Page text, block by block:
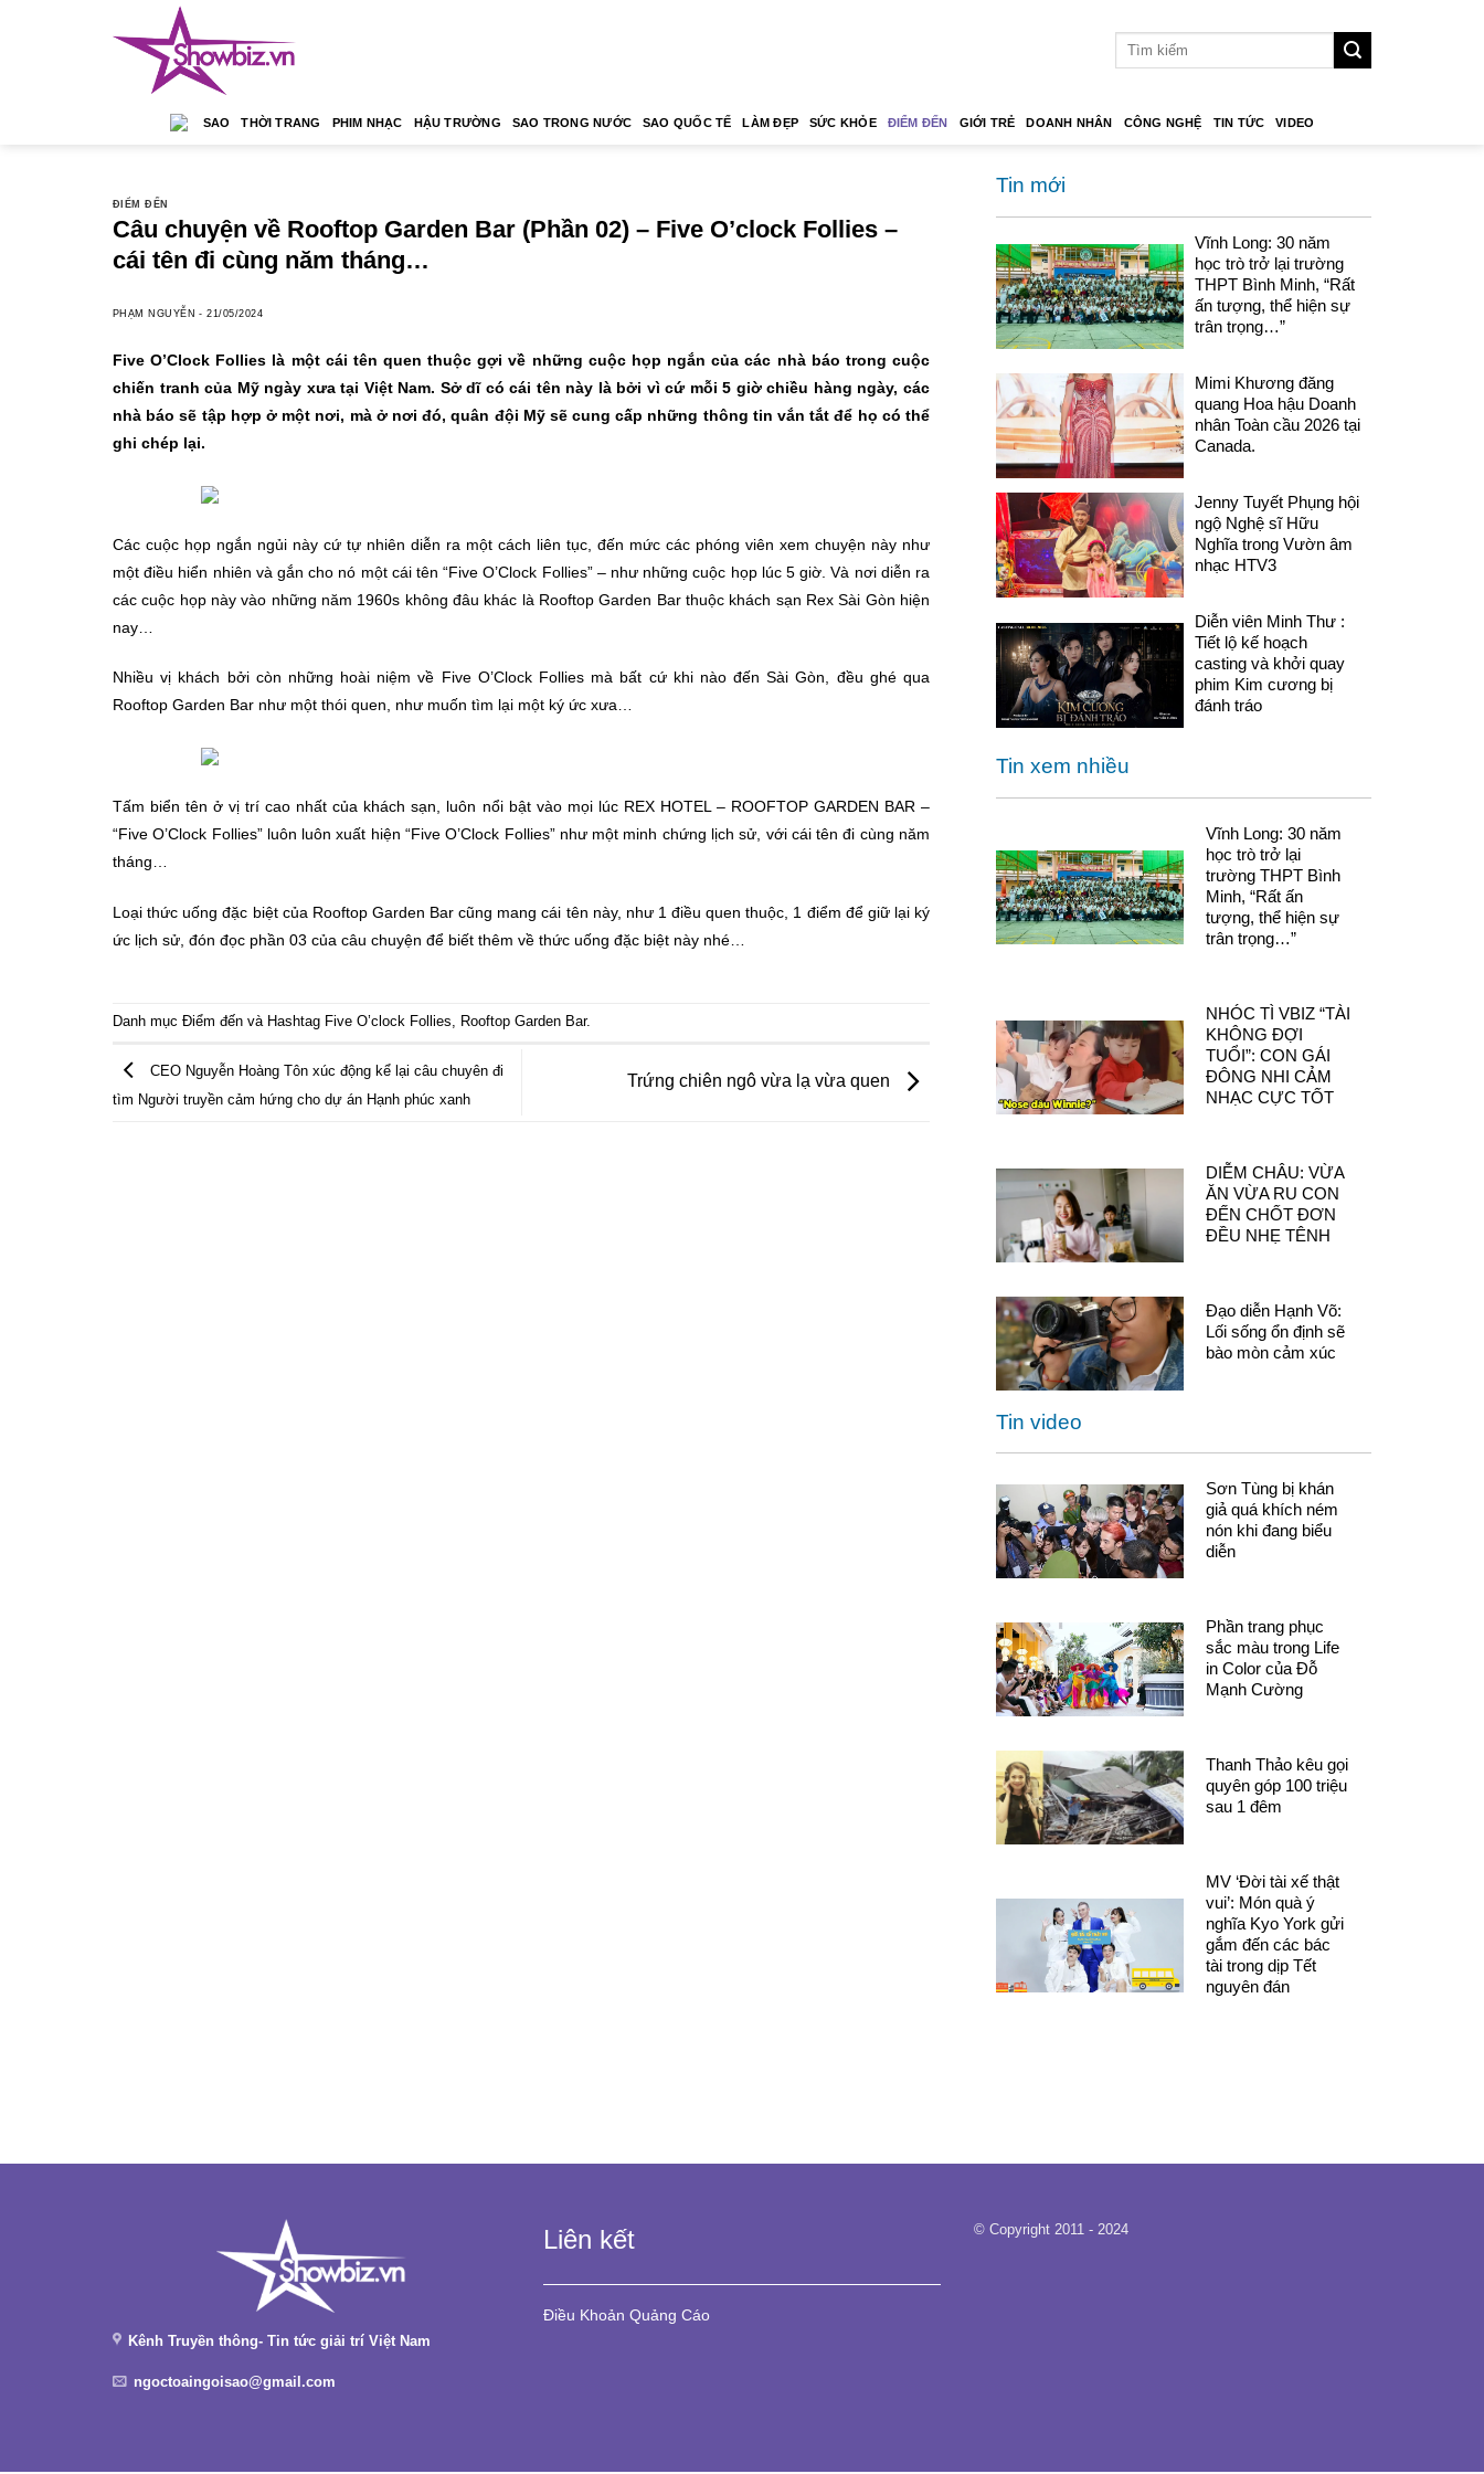
SAO THỜI TRANG PHIM NHẠC HẬU TRƯỜNG SAO TRONG NƯỚC SAO QUỐC TẾ LÀM ĐẸP SỨC KHỎE ĐIỂM ĐẾN GIỚI TRẺ DOANH NHÂN CÔNG NGHỆ TIN TỨC VIDEO
ĐIỂM ĐẾN
Câu chuyện về Rooftop Garden Bar (Phần 02) – Five O’clock Follies –
cái tên đi cùng năm tháng…
PHẠM NGUYỄN -21/05/2024
Five O’Clock Follies là một cái tên quen thuộc gợi về những cuộc họp ngắn của các nhà báo trong cuộc
chiến tranh của Mỹ ngày xưa tại Việt Nam. Sở dĩ có cái tên này là bởi vì cứ mỗi 5 giờ chiều hàng ngày, các
nhà báo sẽ tập hợp ở một nơi, mà ở nơi đó, quân đội Mỹ sẽ cung cấp những thông tin vắn tắt để họ có thể
ghi chép lại.
Các cuộc họp ngắn ngủi này cứ tự nhiên diễn ra một cách liên tục, đến mức các phóng viên xem chuyện này như
một điều hiển nhiên và gắn cho nó một cái tên “Five O’Clock Follies” – như những cuộc họp lúc 5 giờ. Và nơi diễn ra
các cuộc họp này vào những năm 1960s không đâu khác là Rooftop Garden Bar thuộc khách sạn Rex Sài Gòn hiện
nay…
Nhiều vị khách bởi còn những hoài niệm về Five O’Clock Follies mà bất cứ khi nào đến Sài Gòn, đều ghé qua
Rooftop Garden Bar như một thói quen, như muốn tìm lại một ký ức xưa…
Tấm biển tên ở vị trí cao nhất của khách sạn, luôn nổi bật vào mọi lúc REX HOTEL – ROOFTOP GARDEN BAR –
“Five O’Clock Follies” luôn luôn xuất hiện “Five O’Clock Follies” như một minh chứng lịch sử, với cái tên đi cùng năm
tháng…
Loại thức uống đặc biệt của Rooftop Garden Bar cũng mang cái tên này, như 1 điều quen thuộc, 1 điểm để giữ lại ký
ức lịch sử, đón đọc phần 03 của câu chuyện để biết thêm về thức uống đặc biệt này nhé…
Danh mục Điểm đến và Hashtag Five O’clock Follies, Rooftop Garden Bar.
CEO Nguyễn Hoàng Tôn xúc động kể lại câu chuyên đi
tìm Người truyền cảm hứng cho dự án Hạnh phúc xanh
Trứng chiên ngô vừa lạ vừa quen
Tin mới
Vĩnh Long: 30 năm
học trò trở lại trường
THPT Bình Minh, “Rất
ấn tượng, thể hiện sự
trân trọng…”
Mimi Khương đăng
quang Hoa hậu Doanh
nhân Toàn cầu 2026 tại
Canada.
Jenny Tuyết Phụng hội
ngộ Nghệ sĩ Hữu
Nghĩa trong Vườn âm
nhạc HTV3
Diễn viên Minh Thư :
Tiết lộ kế hoạch
casting và khởi quay
phim Kim cương bị
đánh tráo
Tin xem nhiều
Vĩnh Long: 30 năm
học trò trở lại
trường THPT Bình
Minh, “Rất ấn
tượng, thể hiện sự
trân trọng…”
NHÓC TÌ VBIZ “TÀI
KHÔNG ĐỢI
TUỔI”: CON GÁI
ĐÔNG NHI CẢM
NHẠC CỰC TỐT
DIỄM CHÂU: VỪA
ĂN VỪA RU CON
ĐẾN CHỐT ĐƠN
ĐỀU NHẸ TÊNH
Đạo diễn Hạnh Võ:
Lối sống ổn định sẽ
bào mòn cảm xúc
Tin video
Sơn Tùng bị khán
giả quá khích ném
nón khi đang biểu
diễn
Phần trang phục
sắc màu trong Life
in Color của Đỗ
Mạnh Cường
Thanh Thảo kêu gọi
quyên góp 100 triệu
sau 1 đêm
MV ‘Đời tài xế thật
vui’: Món quà ý
nghĩa Kyo York gửi
gắm đến các bác
tài trong dịp Tết
nguyên đán
Kênh Truyền thông- Tin tức giải trí Việt Nam
ngoctoaingoisao@gmail.com
Liên kết
Điều Khoản Quảng Cáo
© Copyright 2011 - 2024